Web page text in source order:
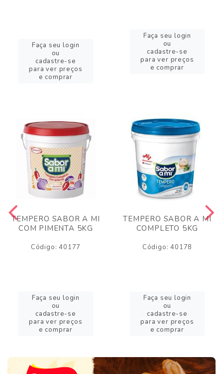
Faça seu login
ou
cadastre-se
para ver preços
e comprar
Faça seu login
ou
cadastre-se
para ver preços
e comprar
TEMPERO SABOR A MI
COM PIMENTA 5KG
Código: 40177
Faça seu login
ou
cadastre-se
para ver preços
e comprar
TEMPERO SABOR A MI
COMPLETO 5KG
Código: 40178
Faça seu login
ou
cadastre-se
para ver preços
e comprar